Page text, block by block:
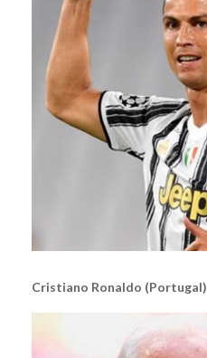
Cristiano Ronaldo (Portugal)